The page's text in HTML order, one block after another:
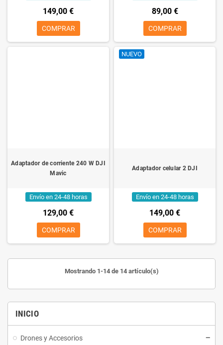
INICIO
Drones y Accesorios
149,00 €
COMPRAR
89,00 €
COMPRAR
Adaptador de corriente 240 W DJI
Mavic
Envío en 24-48 horas
129,00 €
COMPRAR
NUEVO
Adaptador celular 2 DJI
Envío en 24-48 horas
149,00 €
COMPRAR
Mostrando 1-14 de 14 artículo(s)